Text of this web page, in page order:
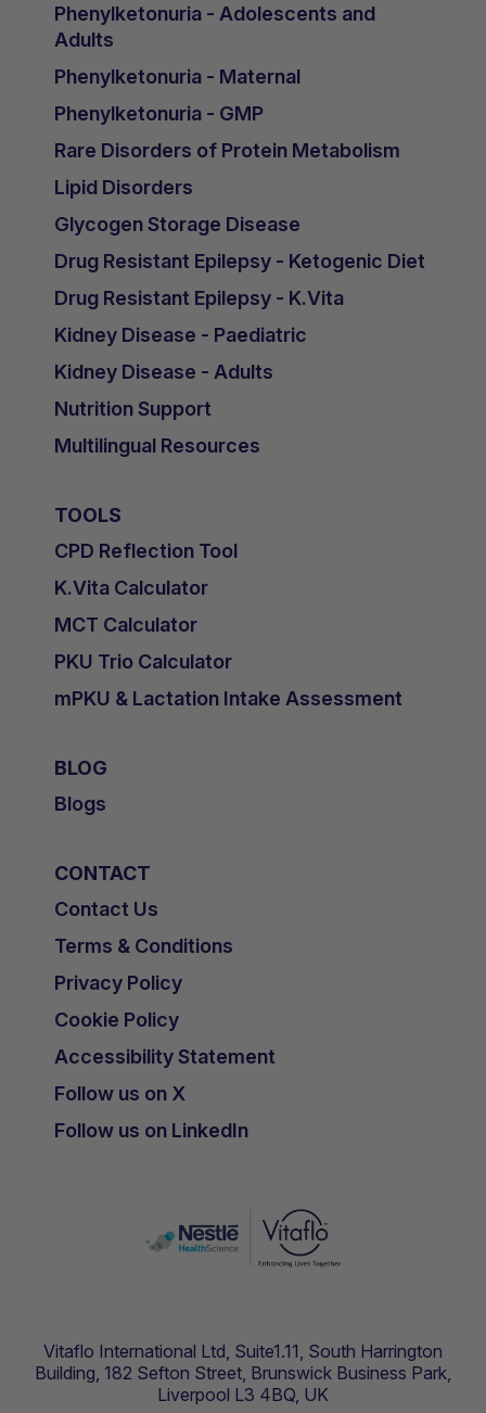
Phenylketonuria - Adolescents and
Adults
Phenylketonuria - Maternal
Phenylketonuria - GMP
Rare Disorders of Protein Metabolism
Lipid Disorders
Glycogen Storage Disease
Drug Resistant Epilepsy - Ketogenic Diet
Drug Resistant Epilepsy - K.Vita
Kidney Disease - Paediatric
Kidney Disease - Adults
Nutrition Support
Multilingual Resources
TOOLS
CPD Reflection Tool
K.Vita Calculator
MCT Calculator
PKU Trio Calculator
mPKU & Lactation Intake Assessment
BLOG
Blogs
CONTACT
Contact Us
Terms & Conditions
Privacy Policy
Cookie Policy
Accessibility Statement
Follow us on X
Follow us on LinkedIn
Vitaflo International Ltd, Suite1.11, South Harrington
Building, 182 Sefton Street, Brunswick Business Park,
Liverpool L3 4BQ, UK